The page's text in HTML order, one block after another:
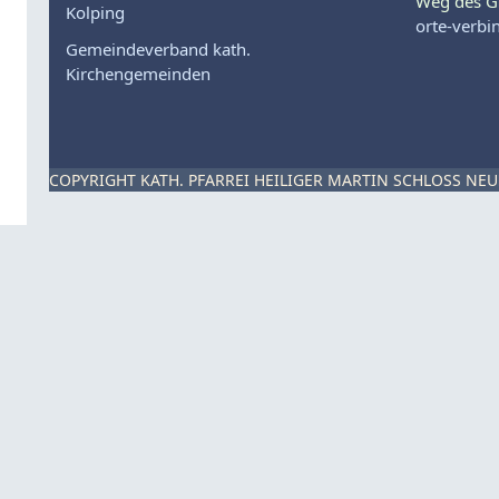
Kolping
Gemeindeverband kath.
Kirchengemeinden
orte-
COPYRIGHT KATH. PFARREI HEILIGER MARTIN SCHLOSS